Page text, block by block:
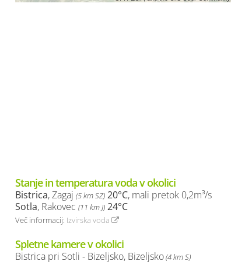
Stanje in temperatura voda v okolici
Bistrica, Zagaj (5 km SZ) 20°C, mali pretok 0,2m³/s
Sotla, Rakovec (11 km J) 24°C
Več informacij: Izvirska voda
Spletne kamere v okolici
Bistrica pri Sotli - Bizeljsko, Bizeljsko(4 km S)